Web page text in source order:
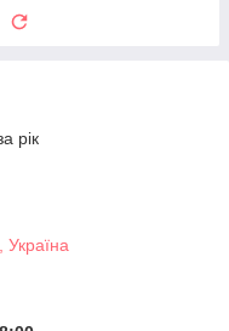
рік
Україна